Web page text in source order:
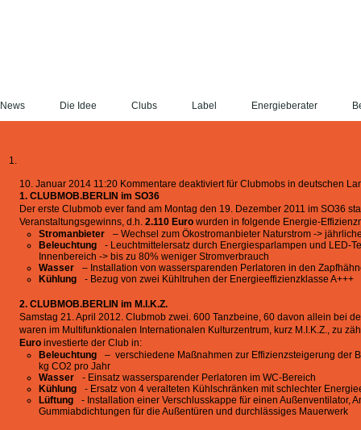
News Die Idee Clubs Label Energieberater
10. Januar 2014 11:20 Kommentare deaktiviertfür Clubmobs in deutschen
1. CLUBMOB.BERLIN im SO36
Der erste Clubmob ever fand am Montag den 19. Dezember 2011 im SO36
Veranstaltungsgewinns, d.h. 2.110 Euro wurden in folgende Energie-
Stromanbieter – Wechsel zum Ökostromanbieter Naturstrom ->
Beleuchtung - Leuchtmittelersatz durch Energiesparlampen und LED-
Innenbereich -> bis zu 80% weniger Stromverbrauch
Wasser
– Installation von wassersparenden Perlatoren in den
Kühlung - Bezug von zwei Kühltruhen der Energieeffizienzklasse A+++
2. CLUBMOB.BERLIN im M.I.K.Z.
Samstag 21. April 2012. Clubmob zwei. 600 Tanzbeine, 60 davon allein bei
waren im Multifunktionalen Internationalen Kulturzentrum, kurz M.I.K.Z., zu
Euro investierte der Club in:
Beleuchtung – verschiedene Maßnahmen zur Effizienzsteigerung der
kg CO2 pro Jahr
Wasser - Einsatz wassersparender Perlatoren im WC-Bereich
Kühlung - Ersatz von 4 veralteten Kühlschränken mit schlechter
Lüftung - Installation einer Verschlusskappe für einen Außenventilator,
Gummiabdichtungen für die Außentüren und durchlässiges Mauerwerk